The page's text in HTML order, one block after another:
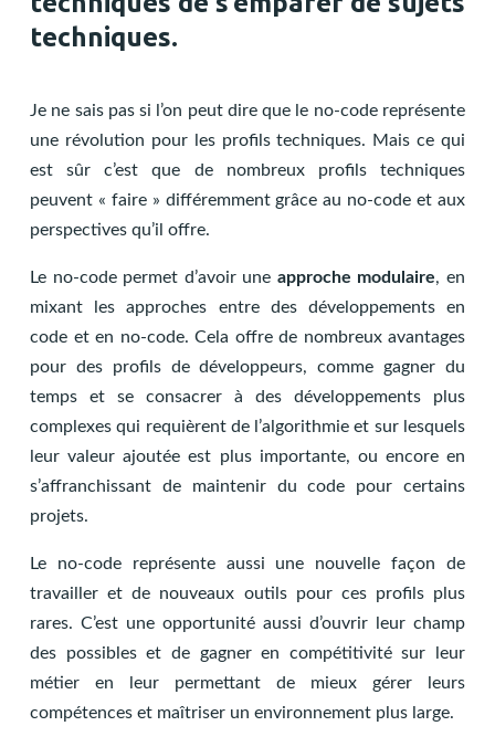
techniques.
Je ne sais pas si l’on peut dire que le no-code représente
une révolution pour les profils techniques. Mais ce qui
est sûr c’est que de nombreux profils techniques
peuvent « faire » différemment grâce au no-code et aux
perspectives qu’il offre.
Le no-code permet d’avoir une approche modulaire, en
mixant les approches entre des développements en
code et en no-code. Cela offre de nombreux avantages
pour des profils de développeurs, comme gagner du
temps et se consacrer à des développements plus
complexes qui requièrent de l’algorithmie et sur lesquels
leur valeur ajoutée est plus importante, ou encore en
s’affranchissant de maintenir du code pour certains
projets.
Le no-code représente aussi une nouvelle façon de
travailler et de nouveaux outils pour ces profils plus
rares. C’est une opportunité aussi d’ouvrir leur champ
des possibles et de gagner en compétitivité sur leur
métier en leur permettant de mieux gérer leurs
compétences et maîtriser un environnement plus large.